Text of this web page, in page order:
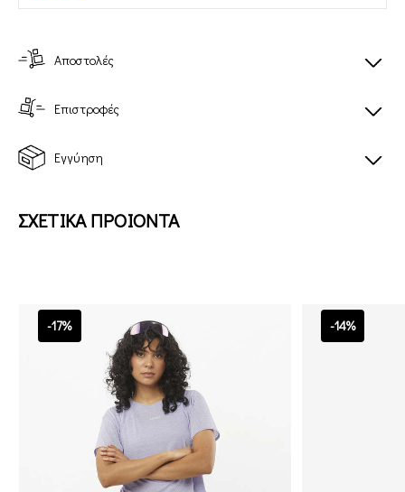
Αποστολές
Επιστροφές
Εγγύηση
ΣΧΕΤΙΚΑ ΠΡΟΙΟΝΤΑ
-17% -14%